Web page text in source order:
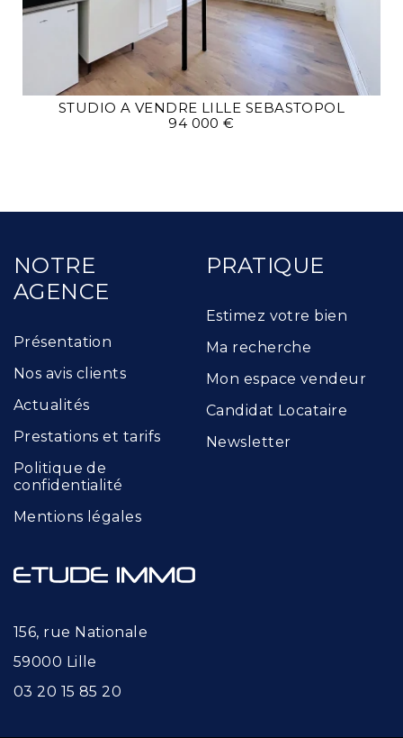
STUDIO A VENDRE LILLE SEBASTOPOL
94 000 €
NOTRE
AGENCE
Présentation
Nos avis clients
Actualités
Prestations et tarifs
Politique de
confidentialité
Mentions légales
PRATIQUE
Estimez votre bien
Ma recherche
Mon espace vendeur
Candidat Locataire
Newsletter
156, rue Nationale
59000 Lille
03 20 15 85 20